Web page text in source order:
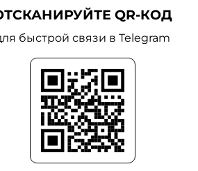
QR-КОД
быстрой связи в Telegram